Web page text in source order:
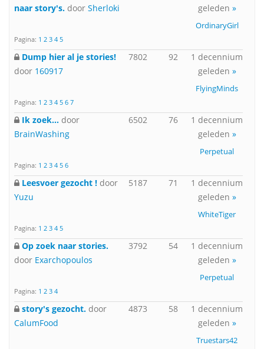
naar story's. door Sherloki
Pagina: 1 2 3 4 5
geleden »
OrdinaryGirl
Dump hier al je stories!
door 160917
Pagina: 1 2 3 4 5 6 7
7802 92
1 decennium
geleden »
FlyingMinds
Ik zoek... door
BrainWashing
Pagina: 1 2 3 4 5 6
6502 76
1 decennium
geleden »
Perpetual
Leesvoer gezocht ! door
Yuzu
Pagina: 1 2 3 4 5
5187 71
1 decennium
geleden »
WhiteTiger
Op zoek naar stories.
door Exarchopoulos
Pagina: 1 2 3 4
3792 54
1 decennium
geleden »
Perpetual
story's gezocht. door
CalumFood
4873 58
1 decennium
geleden »
Truestars42